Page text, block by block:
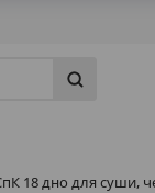
18 дно для суши,